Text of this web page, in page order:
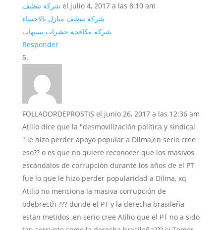
شركة تنظيف el julio 4, 2017 a las 8:10 am
شركة تنظيف منازل بالاحساء
شركة مكافحة حشرات بسيهات
Responder
FOLLADORDEPROSTIS el junio 26, 2017 a las 12:36 am
Atilio dice que la "desmovilización política y sindical
" le hizo perder apoyo popular a Dilma,en serio cree
eso?? o es que no quiere reconocer que los masivos
escándalos de corrupción durante los años de el PT
fue lo que le hizo perder popularidad a Dilma, xq
Atilio no menciona la masiva corrupción de
odebrecth ??? donde el PT y la derecha brasileña
estan metidos ,en serio cree Atilio que el PT no a sido